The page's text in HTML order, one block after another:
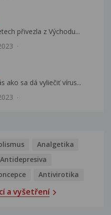
přivezla z Východu...
ako sa dá vyliečiť vírus...
Analgetika
Antidepresiva
Antivirotika
a vyšetření